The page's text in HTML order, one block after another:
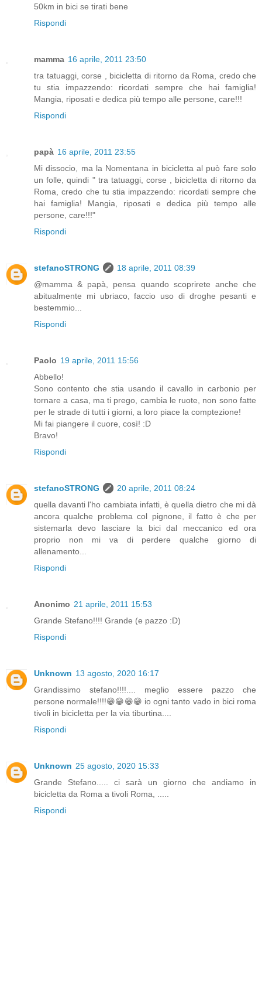
50km in bici se tirati bene
Rispondi
mamma 16 aprile, 2011 23:50
tra tatuaggi, corse , bicicletta di ritorno da Roma, credo che
tu stia impazzendo: ricordati sempre che hai famiglia!
Mangia, riposati e dedica più tempo alle persone, care!!!
Rispondi
papà 16 aprile, 2011 23:55
Mi dissocio, ma la Nomentana in bicicletta al può fare solo
un folle, quindi " tra tatuaggi, corse , bicicletta di ritorno da
Roma, credo che tu stia impazzendo: ricordati sempre che
hai famiglia! Mangia, riposati e dedica più tempo alle
persone, care!!!"
Rispondi
stefanoSTRONG
18 aprile, 2011 08:39
@mamma & papà, pensa quando scoprirete anche che
abitualmente mi ubriaco, faccio uso di droghe pesanti e
bestemmio...
Rispondi
Paolo 19 aprile, 2011 15:56
Abbello!
Sono contento che stia usando il cavallo in carbonio per
tornare a casa, ma ti prego, cambia le ruote, non sono fatte
per le strade di tutti i giorni, a loro piace la comptezione!
Mi fai piangere il cuore, così! :D
Bravo!
Rispondi
stefanoSTRONG
20 aprile, 2011 08:24
quella davanti l'ho cambiata infatti, è quella dietro che mi dà
ancora qualche problema col pignone, il fatto è che per
sistemarla devo lasciare la bici dal meccanico ed ora
proprio non mi va di perdere qualche giorno di
allenamento...
Rispondi
Anonimo 21 aprile, 2011 15:53
Grande Stefano!!!! Grande (e pazzo :D)
Rispondi
Unknown 13 agosto, 2020 16:17
Grandissimo stefano!!!!.... meglio essere pazzo che
persone normale!!!!😁😁😁😁 io ogni tanto vado in bici roma
tivoli in bicicletta per la via tiburtina....
Rispondi
Unknown 25 agosto, 2020 15:33
Grande Stefano..... ci sarà un giorno che andiamo in
bicicletta da Roma a tivoli Roma, .....
Rispondi